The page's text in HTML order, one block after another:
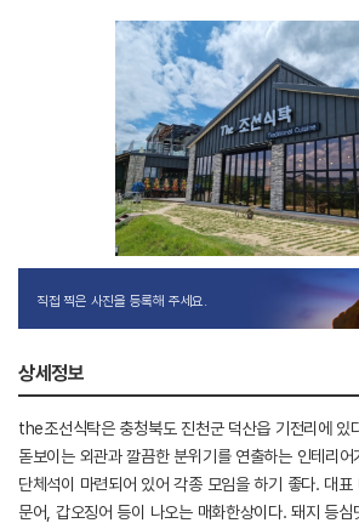
직접 찍은 사진을 등록해 주세요.
상세정보
the조선식탁은 충청북도 진천군 덕산읍 기전리에 있
돋보이는 외관과 깔끔한 분위기를 연출하는 인테리
단체석이 마련되어 있어 각종 모임을 하기 좋다. 대표
문어, 갑오징어 등이 나오는 매화한상이다. 돼지 등심